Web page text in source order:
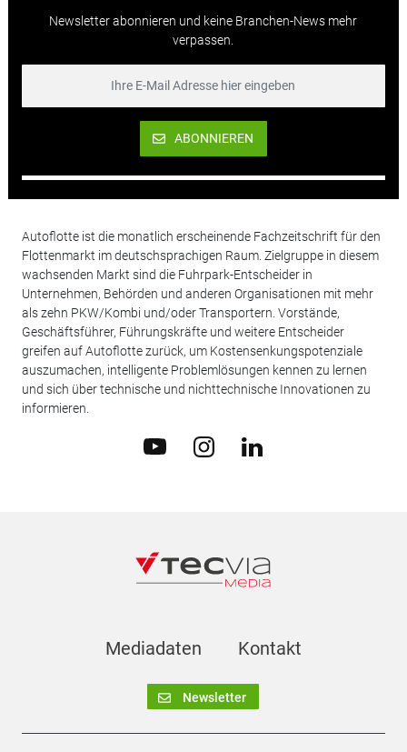
Newsletter abonnieren und keine Branchen-News mehr
verpassen.
ABONNIEREN
Autoflotte ist die monatlich erscheinende Fachzeitschrift für den
Flottenmarkt im deutschsprachigen Raum. Zielgruppe in diesem
wachsenden Markt sind die Fuhrpark-Entscheider in
Unternehmen, Behörden und anderen Organisationen mit mehr
als zehn PKW/Kombi und/oder Transportern. Vorstände,
Geschäftsführer, Führungskräfte und weitere Entscheider
greifen auf Autoflotte zurück, um Kostensenkungspotenziale
auszumachen, intelligente Problemlösungen kennen zu lernen
und sich über technische und nichttechnische Innovationen zu
informieren.
Mediadaten Kontakt
Newsletter